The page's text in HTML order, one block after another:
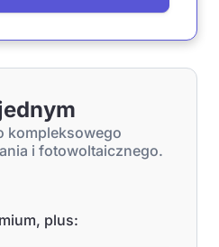
kompleksowego
i fotowoltaicznego.
plus: